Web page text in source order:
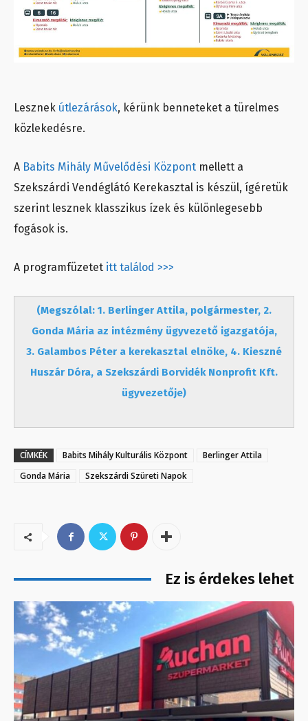
Lesznek útlezárások, kérünk benneteket a türelmes
közlekedésre.
A Babits Mihály Művelődési Központ mellett a
Szekszárdi Vendéglátó Kerekasztal is készül, ígéretük
szerint lesznek klasszikus ízek és különlegesebb
fogások is.
A programfüzetet itt találod >>>
(Megszólal: 1. Berlinger Attila, polgármester, 2.
Gonda Mária az intézmény ügyvezető igazgatója,
3. Galambos Péter a kerekasztal elnöke, 4. Kieszné
Huszár Dóra, a Szekszárdi Borvidék Nonprofit Kft.
ügyvezetője)
CÍMKÉK Babits Mihály Kulturális Központ
Berlinger Attila
Gonda Mária
Szekszárdi Szüreti Napok
Ez is érdekes lehet